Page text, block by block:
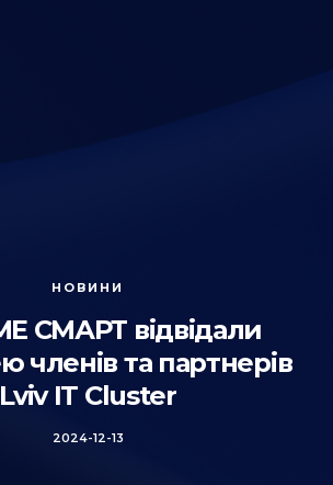
НОВИНИ
СМАРТ відвідали
членів та партнерів
Lviv IT Cluster
2024-12-13